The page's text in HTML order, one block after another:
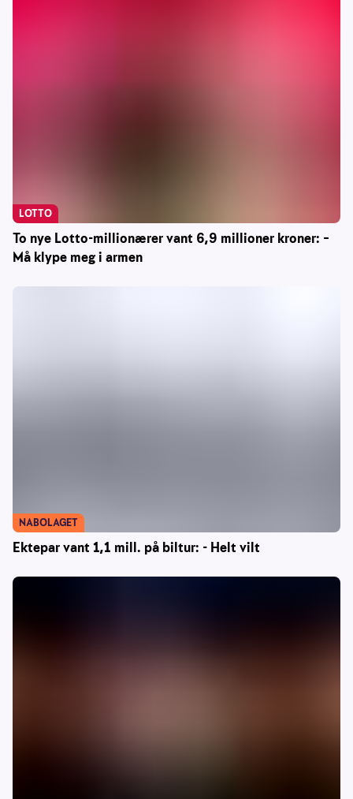
To nye Lotto-millionærer vant 6,9 millioner kroner: –
Må klype meg i armen
LOTTO
Ektepar vant 1,1 mill. på biltur: - Helt vilt
NABOLAGET